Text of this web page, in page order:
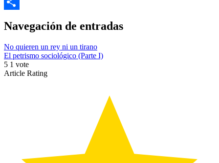
Navegación de entradas
No quieren un rey ni un tirano
El petrismo sociológico (Parte I)
5 1 vote
Article Rating